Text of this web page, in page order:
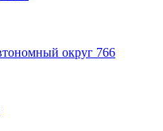
округ 766